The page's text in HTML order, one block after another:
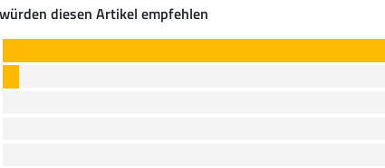
diesen Artikel empfehlen